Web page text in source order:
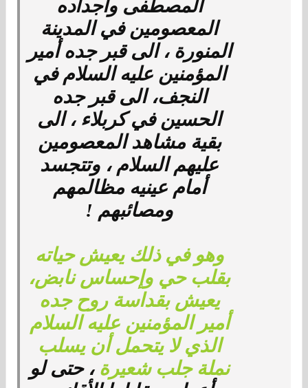
المصطفى وأجداده
المعصومين في المدينة
المنورة ، الى قبر جده أمير
المؤمنين عليه السلام في
النجف، الى قبر جده
الحسين في كربلاء ، الى
بقية مشاهد المعصومين
عليهم السلام ، وتتجسد
أمام عينيه مظالمهم
ومصائبهم !
وهو في ذلك يعيش حياته
بقلب حي وإحساس نابض،
يعيش بقداسة روح جده
أمير المؤمنين عليه السلام
الذي لا يتحمل أن يسلب
نملة جلب شعيرة، حتى لو